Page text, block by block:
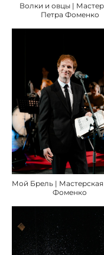
Волки и овцы |
Петра Фоменко
Мой Брель |
Фоменко